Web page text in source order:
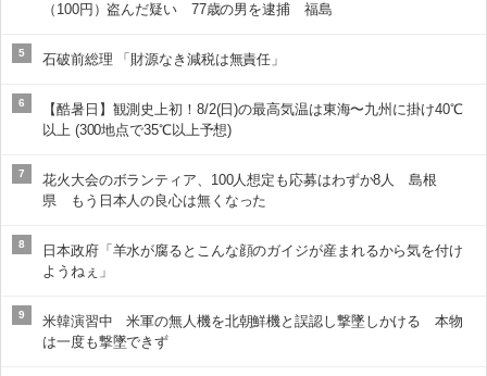
（100円）盗んだ疑い 77歳の男を逮捕 福島
5 石破前総理 「財源なき減税は無責任」
6
【酷暑日】観測史上初！8/2(日)の最高気温は東海〜九州に掛け40℃
以上 (300地点で35℃以上予想)
7
花火大会のボランティア、100人想定も応募はわずか8人 島根
県 もう日本人の良心は無くなった
8
日本政府「羊水が腐るとこんな顔のガイジが産まれるから気を付け
ようねぇ」
9
米韓演習中 米軍の無人機を北朝鮮機と誤認し撃墜しかける 本物
は一度も撃墜できず